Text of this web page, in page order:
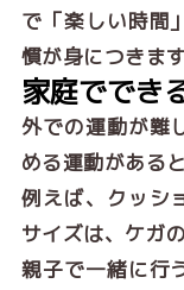
で「楽しい時間
慣が身につきます
家庭ででき
外での運動が難
める運動がある
例えば、クッシ
サイズは、ケガ
親子で一緒に行